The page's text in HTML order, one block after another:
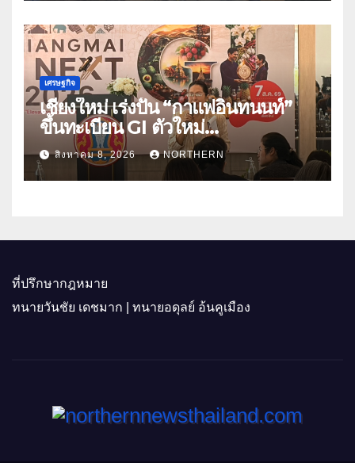
เศรษฐกิจ
เชียงใหม่ เร่งปั้น “กาแฟอินทนนท์”
ขึ้นทะเบียน GI ตัวใหม่
“CHIANGMAI GI NEXT 2026”
ติดอาวุธผู้ประกอบการ 100 ราย ดัน
สินค้าอัตลักษณ์สู่ตลาดพรีเมียม
สิงหาคม 8, 2026 NORTHERN
ที่ปรึกษากฎหมาย
ทนายวันชัย เดชมาก | ทนายอดุลย์ อ้นคูเมือง